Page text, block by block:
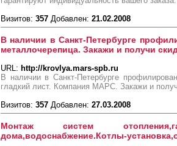
Визитов: 357 Добавлен: 21.02.2008
В наличии в Санкт-Петербурге
металлочерепица. Закажи и получи
URL: http://krovlya.mars-spb.ru
В наличии в Санкт-Петербурге
гладкий лист. Компания МАРС. Закажи и
Визитов: 357 Добавлен: 27.03.2008
Монтаж систем
дома,водоснабжение.Котлы-